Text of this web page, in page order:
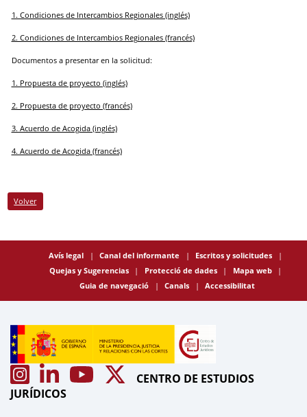
1. Condiciones de Intercambios Regionales (inglés)
2. Condiciones de Intercambios Regionales (francés)
Documentos a presentar en la solicitud:
1. Propuesta de proyecto (inglés)
2. Propuesta de proyecto (francés)
3. Acuerdo de Acogida (inglés)
4. Acuerdo de Acogida (francés)
Volver
Avís legal Canal del informante
Escritos y solicitudes
Quejas y Sugerencias
Protecció de dades
Mapa web
Guia de navegació
Canals Accessibilitat
CENTRO DE ESTUDIOS
JURÍDICOS